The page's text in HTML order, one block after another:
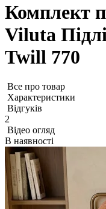
Комплект
Viluta
Twill 770
Все про товар
Характеристики
Відгуків
2
Відео огляд
В наявності